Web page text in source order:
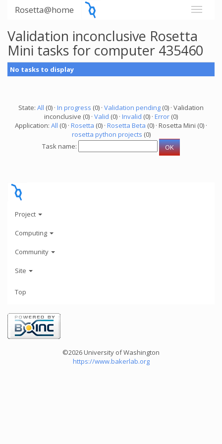
Rosetta@home
Validation inconclusive Rosetta
Mini tasks for computer 435460
No tasks to display
State: All (0) · In progress (0) · Validation pending (0) · Validation
inconclusive (0) · Valid (0) · Invalid (0) · Error (0)
Application: All (0) · Rosetta (0) · Rosetta Beta (0) · Rosetta Mini (0) ·
rosetta python projects (0)
Task name:
Project
Computing
Community
Site
Top
©2026 University of Washington
https://www.bakerlab.org